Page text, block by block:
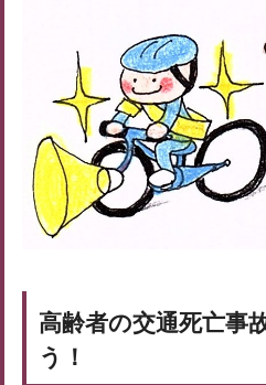
高齢者の交通死亡事
う！